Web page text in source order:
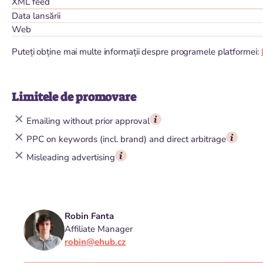
Data lansării
Web
Puteți obține mai multe informații despre programele platformei:
Limitele de promovare
Emailing without prior approval
PPC on keywords (incl. brand) and direct arbitrage
Misleading advertising
Robin Fanta
Affiliate Manager
robin@ehub.cz